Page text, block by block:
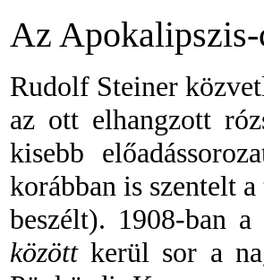
Az
Rudolf Steiner
az ott elhangzott
kisebb
korábban is szentelt
beszélt). 1908-ban
közöttkerül sor a